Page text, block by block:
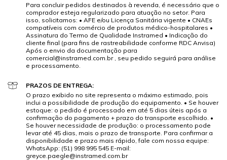
Para concluir pedidos destinados à revenda, é necessário que o
comprador esteja regularizado para atuação no setor. Para
isso, solicitamos: • AFE e/ou Licença Sanitária vigente • CNAEs
compatíveis com comércio de produtos médico-hospitalares •
Assinatura do Termo de Qualidade Instramed • Indicação do
cliente final (para fins de rastreabilidade conforme RDC Anvisa)
Após o envio da documentação para
comercial@instramed.com.br, seu pedido seguirá para análise
e processamento.
PRAZOS DE ENTREGA:
O prazo exibido no site representa o máximo estimado, pois
inclui a possibilidade de produção do equipamento. • Se houver
estoque: o pedido é processado em até 5 dias úteis após a
confirmação do pagamento + prazo do transporte escolhido. •
Se houver necessidade de produção: o processamento pode
levar até 45 dias, mais o prazo de transporte. Para confirmar a
disponibilidade e prazo mais rápido, fale com nossa equipe:
WhatsApp: (51) 998 995 545 E-mail:
greyce.paegle@instramed.com.br